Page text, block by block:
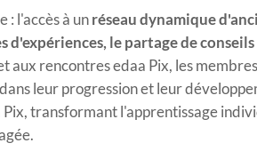
: l'accès à unréseau dynamique
d'expériences, le partage de
aux rencontres edaa Pix , les
leur progression et leur
transformant l'apprentissage